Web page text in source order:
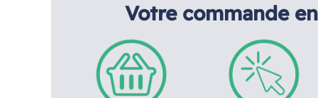
Votre commande